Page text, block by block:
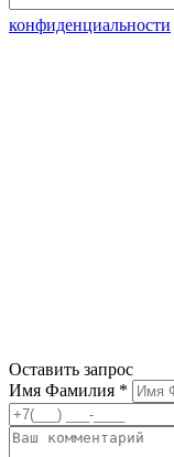
конфиденциальности
Оставить запрос
Имя Фамилия *